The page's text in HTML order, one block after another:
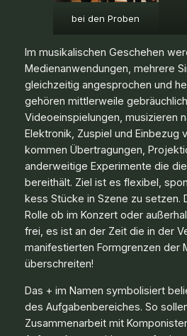
bei den Proben
Im musikalischen Geschehen
Medienanwendungen, mehrere
gleichzeitig angesprochen und
gehören mittlerweile
Videoeinspielungen, musizieren
Elektronik, Zuspiel und Einbezug
kommen Übertragungen,
anderweitige Experimente die
bereithält. Ziel ist es flexibel,
kess Stücke in Szene zu setzen.
Rolle ob im Konzert oder
frei, es ist an der Zeit die in der
manifestierten Formgrenzen der
überschreiten!
Das + im Namen symbolisiert
des Aufgabenbereiches. So
Zusammenarbeit mit